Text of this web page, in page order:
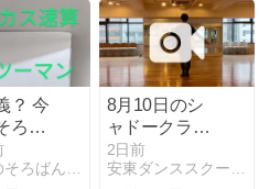
？ 今
ろば
明石市のそろばん教室「アバカス速算」
8月10日のシ
ャドークラス
レッスン チャ
チャチャ
2日前
安東ダンススクールのBLOG